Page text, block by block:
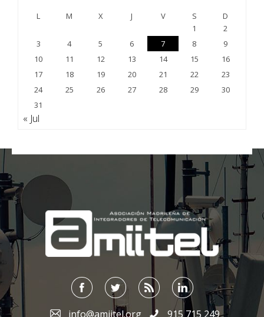
L M X J V S
D
1
2
3
4 5 6 7 8
9
10
11 12 13 14 15
16
17
18 19 20 21 22
23
24
25 26 27 28 29
30
31
« Jul
;
info@amiitel.org 915 715 249